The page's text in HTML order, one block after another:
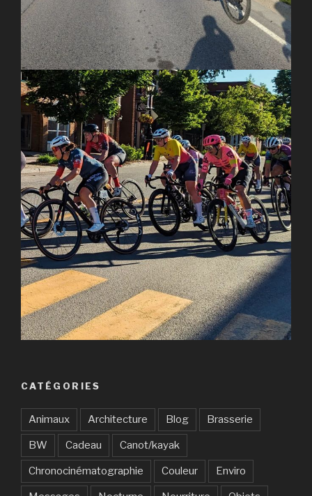
CATÉGORIES
Animaux Architecture Blog Brasserie
BW Cadeau Canot/kayak
Chronocinématographie Couleur Enviro